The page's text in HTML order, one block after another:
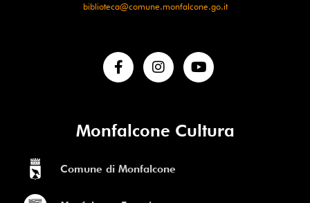
biblioteca@comune.monfalcone.go.it
Monfalcone Cultura
Comune di Monfalcone